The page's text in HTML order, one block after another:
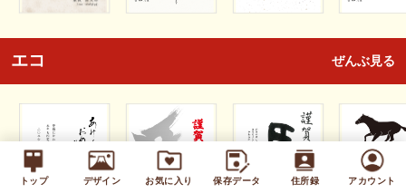
トップ デザイン お気に入り 保存データ 住所録 アカウント
エコ ぜんぶ見る